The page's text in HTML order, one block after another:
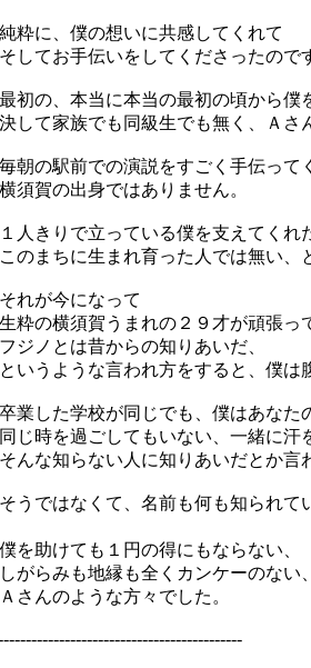
粋に、僕の想いに共感してくれて
してお手伝いをしてくださったので
初の、本当に本当の最初の頃から僕
して家族でも同級生でも無く、Ａさ
朝の駅前での演説をすごく手伝って
須賀の出身ではありません。
人きりで立っている僕を支えてくれ
のまちに生まれ育った人では無い、
れが今になって
粋の横須賀うまれの２９才が頑張っ
ジノとは昔からの知りあいだ、
いうような言われ方をすると、僕は
業した学校が同じでも、僕はあなた
じ時を過ごしてもいない、一緒に汗
んな知らない人に知りあいだとか言
うではなくて、名前も何も知られて
を助けても１円の得にもならない、
がらみも地縁も全くカンケーのない、
さんのような方々でした。